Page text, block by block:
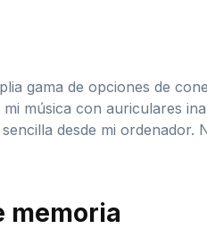
gama de opciones de
música con auriculares
desde mi ordenador.
memoria